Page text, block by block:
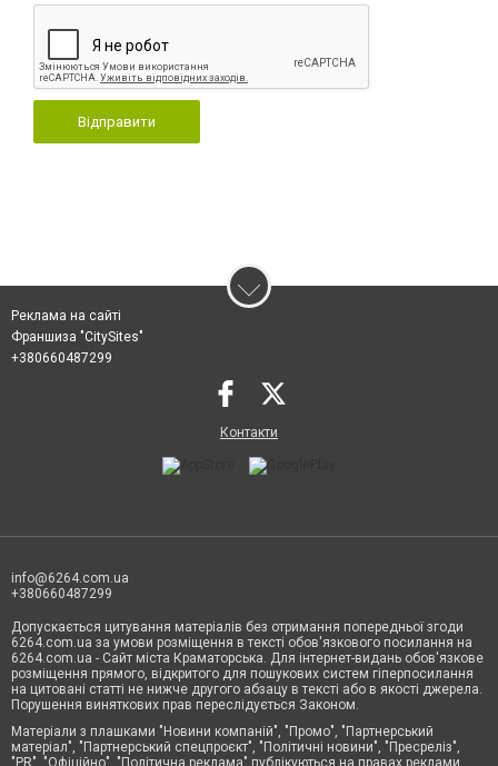
Відправити
Реклама на сайті
Франшиза "CitySites"
+380660487299
Контакти
info@6264.com.ua
+380660487299
Допускається цитування матеріалів без отримання попередньої згоди
6264.com.ua за умови розміщення в тексті обов'язкового посилання на
6264.com.ua - Сайт міста Краматорська. Для інтернет-видань обов'язкове
розміщення прямого, відкритого для пошукових систем гіперпосилання
на цитовані статті не нижче другого абзацу в тексті або в якості джерела.
Порушення виняткових прав переслідується Законом.
Матеріали з плашками "Новини компаній", "Промо", "Партнерський
матеріал", "Партнерський спецпроєкт", "Політичні новини", "Пресреліз",
"PR", "Офіційно", "Політична реклама" публікуються на правах реклами.